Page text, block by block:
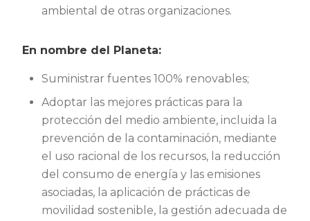
ambiental de otras organizaciones.
En nombre del Planeta:
Suministrar fuentes 100% renovables;
Adoptar las mejores prácticas para la
protección del medio ambiente, incluida la
prevención de la contaminación, mediante
el uso racional de los recursos, la reducción
del consumo de energía y las emisiones
asociadas, la aplicación de prácticas de
movilidad sostenible, la gestión adecuada de